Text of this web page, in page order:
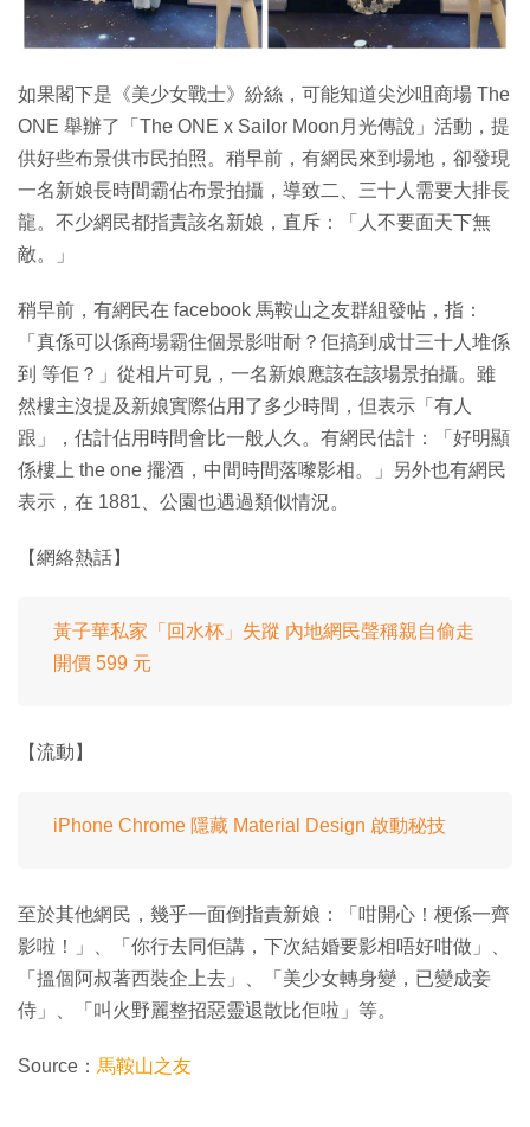
如果閣下是《美少女戰士》紛絲，可能知道尖沙咀商場 The
ONE 舉辦了「The ONE x Sailor Moon月光傳說」活動，提
供好些布景供巿民拍照。稍早前，有網民來到場地，卻發現
一名新娘長時間霸佔布景拍攝，導致二、三十人需要大排長
龍。不少網民都指責該名新娘，直斥：「人不要面天下無
敵。」
稍早前，有網民在 facebook 馬鞍山之友群組發帖，指：
「真係可以係商場霸住個景影咁耐？佢搞到成廿三十人堆係
到 等佢？」從相片可見，一名新娘應該在該場景拍攝。雖
然樓主沒提及新娘實際佔用了多少時間，但表示「有人
跟」，估計佔用時間會比一般人久。有網民估計：「好明顯
係樓上 the one 擺酒，中間時間落嚟影相。」另外也有網民
表示，在 1881、公園也遇過類似情況。
【網絡熱話】
黃子華私家「回水杯」失蹤 內地網民聲稱親自偷走
開價 599 元
【流動】
iPhone Chrome 隱藏 Material Design 啟動秘技
至於其他網民，幾乎一面倒指責新娘：「咁開心！梗係一齊
影啦！」、「你行去同佢講，下次結婚要影相唔好咁做」、
「搵個阿叔著西裝企上去」、「美少女轉身變，已變成妾
侍」、「叫火野麗整招惡靈退散比佢啦」等。
Source： 馬鞍山之友